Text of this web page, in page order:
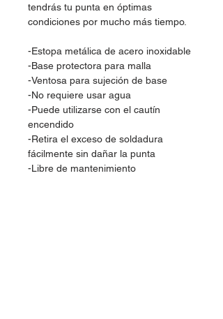
tendrás tu punta en óptimas
condiciones por mucho más tiempo.
-Estopa metálica de acero inoxidable
-Base protectora para malla
-Ventosa para sujeción de base
-No requiere usar agua
-Puede utilizarse con el cautín
encendido
-Retira el exceso de soldadura
fácilmente sin dañar la punta
-Libre de mantenimiento